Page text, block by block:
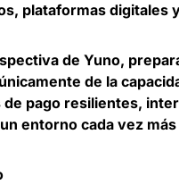
plataformas digitales
de Yuno,
de la
pago resilientes,
entorno cada vez